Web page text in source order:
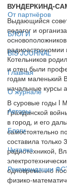
От партнёров
БЛОГИ
BIS JOURNAL
Главная
О журнале
Авторы
Блоги
Читалка
Рекомендации
ВУНДЕРКИНД-
Выдающийся
педагог и
радиоастрономии
Котельников
и отец были
годам маленький
начальные курсы
В суровые годы I
Гражданской
в город, и его
самостоятельно
составила только
радиотехникой,
одновременно
физико-